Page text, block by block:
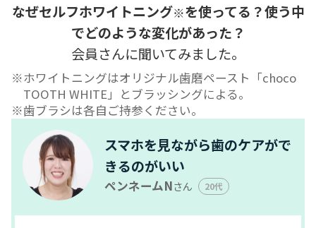
なぜセルフホワイトニング※を使ってる？使う中
でどのような変化があった？
会員さんに聞いてみました。
ホワイトニングはオリジナル歯磨ペースト「choco
TOOTH WHITE」とブラッシングによる。
歯ブラシは各自ご持参ください。
スマホを見ながら歯のケアがで
きるのがいい
ペンネームNさん 20代